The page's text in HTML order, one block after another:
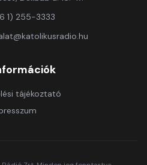
1) 255-3333
tájékoztató